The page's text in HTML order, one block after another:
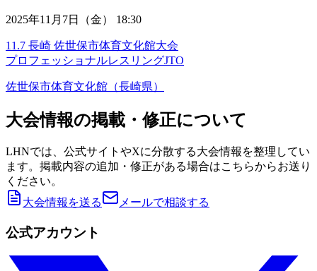
2025年11月7日（金） 18:30
11.7 長崎 佐世保市体育文化館大会
プロフェッショナルレスリングJTO
佐世保市体育文化館（長崎県）
大会情報の掲載・修正について
LHNでは、公式サイトやXに分散する大会情報を整理してい
ます。掲載内容の追加・修正がある場合はこちらからお送り
ください。
大会情報を送る
メールで相談する
公式アカウント